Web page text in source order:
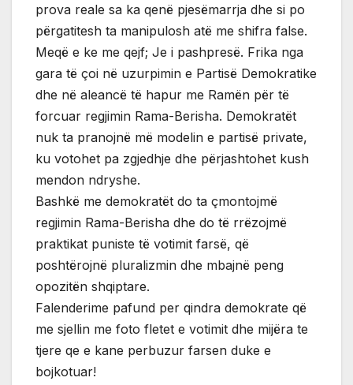
prova reale sa ka qenë pjesëmarrja dhe si po
përgatitesh ta manipulosh atë me shifra false.
Meqë e ke me qejf; Je i pashpresë. Frika nga
gara të çoi në uzurpimin e Partisë Demokratike
dhe në aleancë të hapur me Ramën për të
forcuar regjimin Rama-Berisha. Demokratët
nuk ta pranojnë më modelin e partisë private,
ku votohet pa zgjedhje dhe përjashtohet kush
mendon ndryshe.
Bashkë me demokratët do ta çmontojmë
regjimin Rama-Berisha dhe do të rrëzojmë
praktikat puniste të votimit farsë, që
poshtërojnë pluralizmin dhe mbajnë peng
opozitën shqiptare.
Falenderime pafund per qindra demokrate që
me sjellin me foto fletet e votimit dhe mijëra te
tjere qe e kane perbuzur farsen duke e
bojkotuar!